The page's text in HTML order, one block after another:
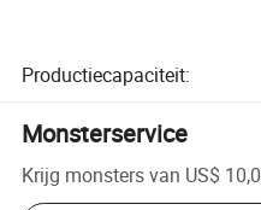
Productiecapaciteit:
Monsterservice
Krijg monsters van US$